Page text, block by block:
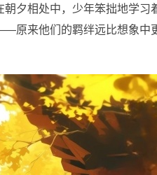
夕相处中，少年笨拙地学习
原来他们的羁绊远比想象中